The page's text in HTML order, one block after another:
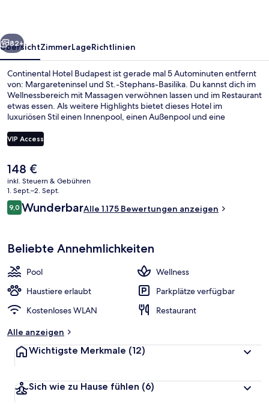
Weiter
82+
ÜbersichtZimmerLageRichtlinien
Continental Hotel Budapest ist gerade mal 5 Autominuten entfernt
von: Margareteninsel und St.-Stephans-Basilika. Du kannst dich im
Wellnessbereich mit Massagen verwöhnen lassen und im Restaurant
etwas essen. Als weitere Highlights bietet dieses Hotel im
luxuriösen Stil einen Innenpool, einen Außenpool und eine
das Frühstück. Die öffentlichen Verkehrsmittel sind nur einen kurzen
Fußmarsch entfernt: Zur Station Blaha Lujza tér sind es 4 Minuten
VIP Access
Der
aktuelle
Preis
beträgt
148 €.
148 €
inkl. Steuern & Gebühren
1. Sept.–2. Sept.
Bewertungen
9,09,0 von 10.
WunderbarAlle 1.175 Bewertungen anzeigen
Beliebte Annehmlichkeiten
Pool
Wellness
Haustiere erlaubt
Parkplätze verfügbar
Kostenloses WLAN
Restaurant
Alle anzeigen
Wichtigste Merkmale (12)
Sich wie zu Hause fühlen (6)